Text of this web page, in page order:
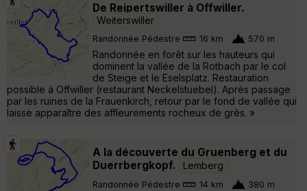
De Reipertswiller à Offwiller.
Weiterswiller
Randonnée Pédestre 16 km 570 m
Randonnée en forêt sur les hauteurs qui
dominent la vallée de la Rotbach par le col
de Steige et le Eselsplatz. Restauration
possible à Offwiller (restaurant Neckelstuebel). Après passage
par les ruines de la Frauenkirch, retour par le fond de vallée qui
laisse apparaître des affleurements rocheux de grès. »
A la découverte du Gruenberg et du
Duerrbergkopf.
Lemberg
Randonnée Pédestre 14 km 380 m